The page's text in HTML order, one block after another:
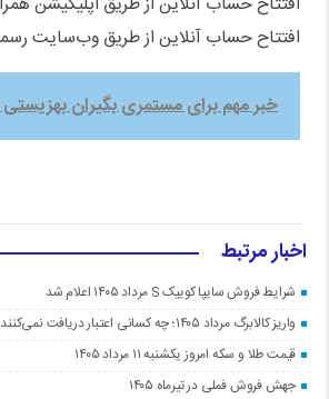
افتتاح حساب آنلاین از طریق وب‌سایت
خبر مهم برای مستمری بگیران بهزیستی
اخبار مرتبط
شرایط فروش سایپا کوییک S مرداد ۱۴۰۵ اعلام شد
واریز کالابرگ مرداد ۱۴۰۵؛ چه کسانی اعتبار دریافت نمی‌کنند؟
قیمت طلا و سکه امروز یکشنبه ۱۱ مرداد ۱۴۰۵
جهش فروش فملی در تیرماه ۱۴۰۵